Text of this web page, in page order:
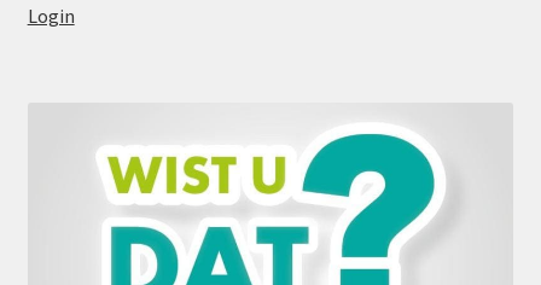
Login